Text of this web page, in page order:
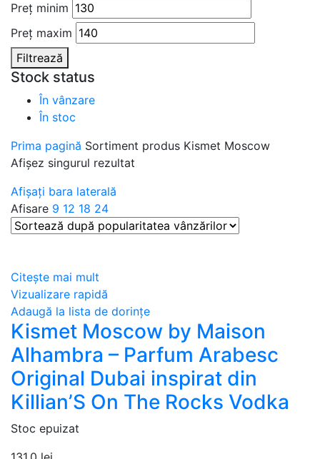
Preț minim
Preț maxim
Filtrează
Stock status
În vânzare
În stoc
Prima pagină Sortiment produs Kismet Moscow
Afișez singurul rezultat
Afișați bara laterală
Afisare 9 12 18 24
Citește mai mult
Vizualizare rapidă
Adaugă la lista de dorințe
Kismet Moscow by Maison
Alhambra – Parfum Arabesc
Original Dubai inspirat din
Killian’S On The Rocks Vodka
Stoc epuizat